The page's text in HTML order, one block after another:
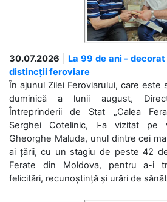
30.07.2026
La 99 de ani -
distincții feroviare
În ajunul Zilei Feroviarului, care este
duminică a lunii august,
Întreprinderii de Stat „Calea
Serghei Cotelinic, l-a vizitat pe
Gheorghe Maluda, unul dintre cei
ai țării, cu un stagiu de peste 42
Ferate din Moldova, pentru a-i
felicitări, recunoștință și urări de